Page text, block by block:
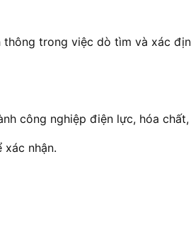
trong việc dò tìm và xác
công nghiệp điện lực, hóa
nhận.